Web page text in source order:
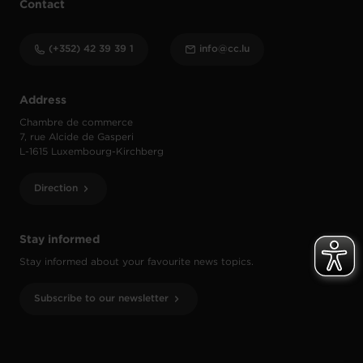
Stay informed
Stay informed about your favourite news topics.
Subscribe to our newsletter
Address
Chambre de commerce
7, rue Alcide de Gasperi
L-1615 Luxembourg-Kirchberg
Direction
Contact
(+352) 42 39 39 1 info@cc.lu